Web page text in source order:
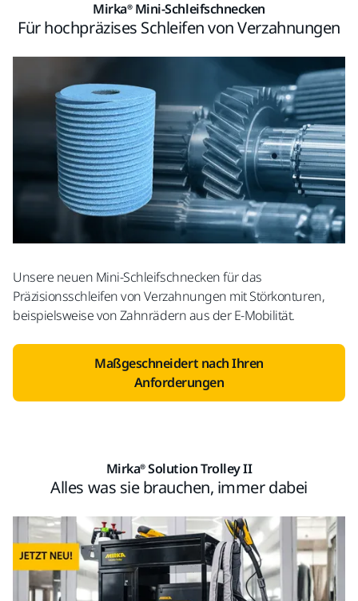
Mirka® Mini-Schleifschnecken
Für hochpräzises Schleifen von Verzahnungen
Unsere neuen Mini-Schleifschnecken für das
Präzisionsschleifen von Verzahnungen mit Störkonturen,
beispielsweise von Zahnrädern aus der E-Mobilität.
Maßgeschneidert nach Ihren
Anforderungen
Mirka® Solution Trolley II
Alles was sie brauchen, immer dabei